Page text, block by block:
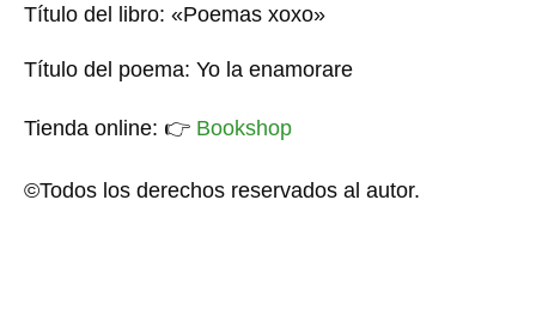
Título del libro: «Poemas xoxo»
Título del poema: Yo la enamorare
Tienda online: 👉 Bookshop
©Todos los derechos reservados al autor.